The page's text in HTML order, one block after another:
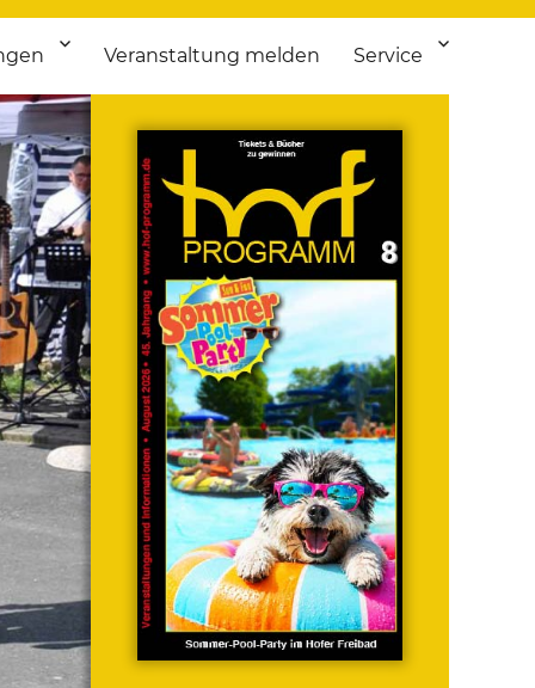
Veranstaltung melden Service